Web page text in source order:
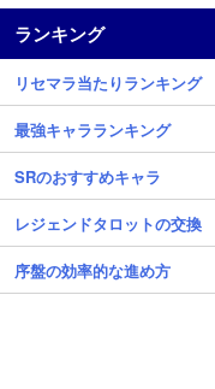
ランキング
リセマラ当たりランキング
最強キャラランキング
SRのおすすめキャラ
レジェンドタロットの交換
序盤の効率的な進め方